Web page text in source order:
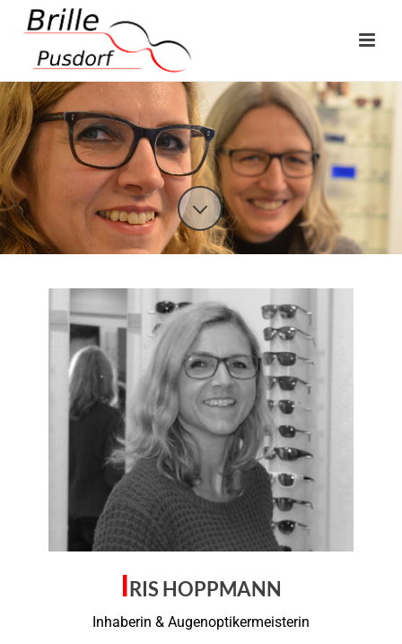
IRIS HOPPMANN
Inhaberin & Augenoptikermeisterin